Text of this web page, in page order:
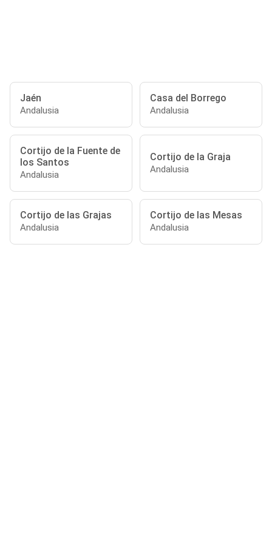
Jaén
Andalusia
Casa del Borrego
Andalusia
Cortijo de la Fuente de
los Santos
Andalusia
Cortijo de la Graja
Andalusia
Cortijo de las Grajas
Andalusia
Cortijo de las Mesas
Andalusia